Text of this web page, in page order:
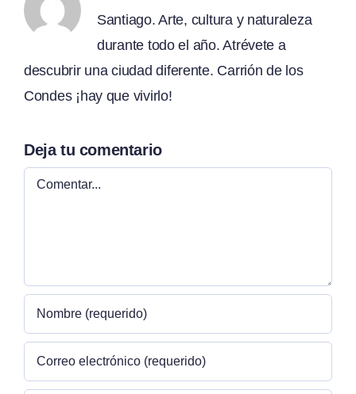
Santiago. Arte, cultura y naturaleza
durante todo el año. Atrévete a
descubrir una ciudad diferente. Carrión de los
Condes ¡hay que vivirlo!
Deja tu comentario
Comentar